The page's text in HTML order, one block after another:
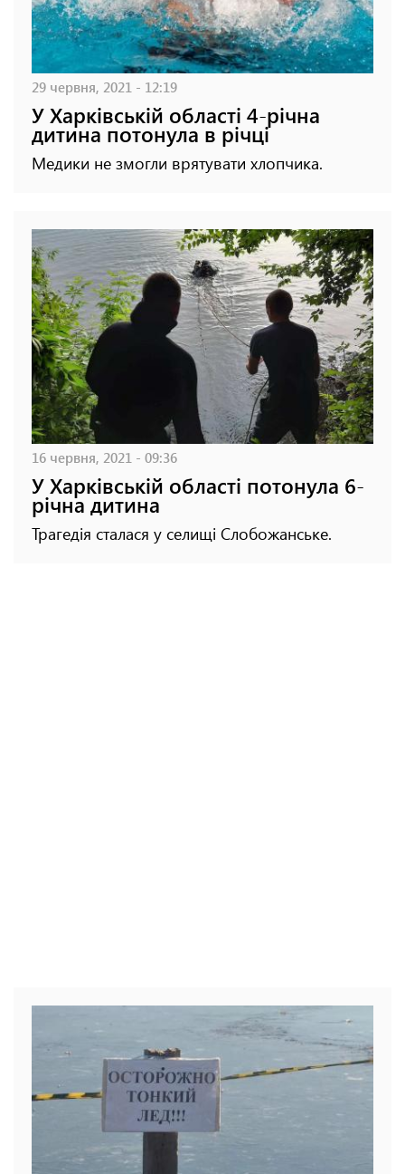
29 червня, 2021 - 12:19
У Харківській області 4-річна
дитина потонула в річці
Медики не змогли врятувати хлопчика.
16 червня, 2021 - 09:36
У Харківській області потонула 6-
річна дитина
Трагедія сталася у селищі Слобожанське.